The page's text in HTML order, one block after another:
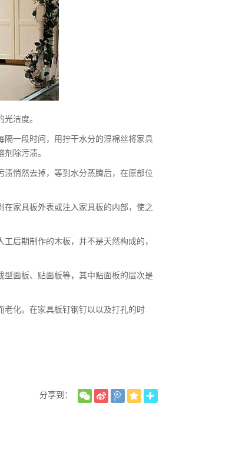
洁度。
一段时间，用拧干水分的湿棉丝将家具
除污渍。
悄然去掉，等到水分蒸腾后，在原部位
家具板外表或注入家具板的内部，使之
后期制作的木板，并不是天然构成的，
面板、贴面板等，其中贴面板的层次是
化。在家具板钉钢钉以以及打孔的时
分享到：